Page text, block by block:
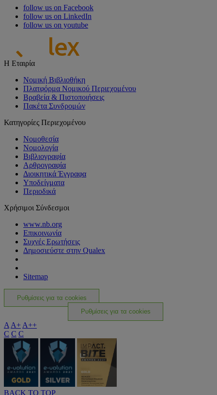
follow us on Facebook
follow us on LinkedIn
follow us on youtube
Η Εταιρία
Νομική Βιβλιοθήκη
Πλατφόρμα Νομικού Περιεχομένου
Βραβεία & Πιστοποιήσεις
Πακέτα Συνδρομών
Κατηγορίες Περιεχομένου
Νομοθεσία
Νομολογία
Βιβλιογραφία
Αρθρογραφία
Διοικητικά Έγγραφα
Υποδείγματα
Περιοδικά
Χρήσιμοι Σύνδεσμοι
www.nb.org
Επικοινωνία
Συχνές Ερωτήσεις
Δημοσιεύστε στην Qualex
Sitemap
Ρυθμίσεις για τα cookies
Ρυθμίσεις για τα cookies
A A+ A++
C C C
BACK TO TOP